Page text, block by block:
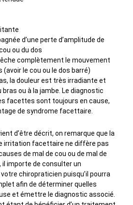
d’une perte d’amplitude de
ou du dos
complètement le mouvement
(avoir le cou ou le dos barré)
la douleur est très irradiante et
bras ou à la jambe. Le diagnostic
facettes sont toujours en cause,
de syndrome facettaire.
d’être décrit, on remarque que la
irritation facettaire ne diffère pas
de mal de cou ou de mal de
importe de consulter un
chiropraticien puisqu’il pourra
afin de déterminer quelles
et émettre le diagnostic associé.